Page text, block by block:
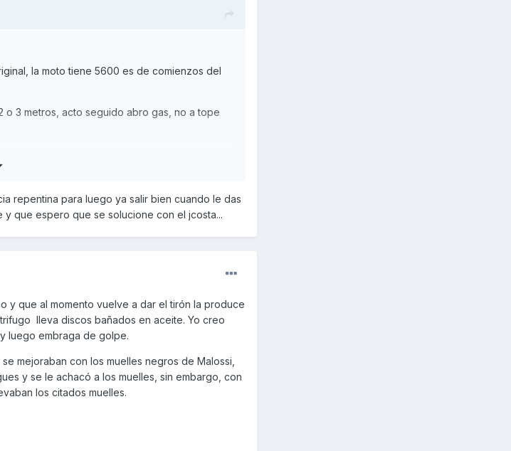
la moto tiene 5600 es de comienzos del
3 metros, acto seguido abro gas, no a tope
lo dicho no entiendo del tema, es solo un
la moto espectacular entre semana ciudad
repentina para luego ya salir bien cuando le das
y que espero que se solucione con el jcosta...
y que al momento vuelve a dar el tirón la produce
lleva discos bañados en aceite. Yo creo
luego embraga de golpe.
mejoraban con los muelles negros de Malossi,
y se le achacó a los muelles, sin embargo, con
los citados muelles.